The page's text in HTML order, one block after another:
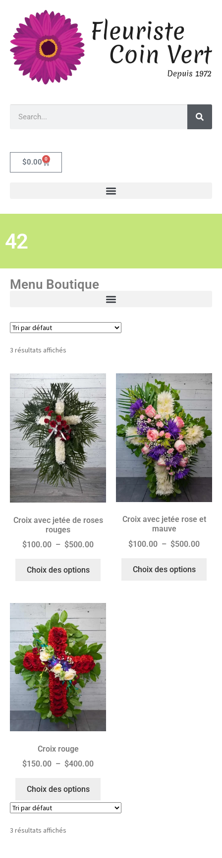
$0.00 0
42
Menu Boutique
3 résultats affichés
Croix avec jetée de roses
rouges
$100.00 – $500.00
Choix des options
Croix avec jetée rose et
mauve
$100.00 – $500.00
Choix des options
Croix rouge
$150.00 – $400.00
Choix des options
3 résultats affichés